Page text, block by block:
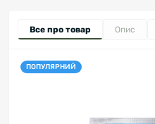
Все про товар Опис
ПОПУЛЯРНИЙ